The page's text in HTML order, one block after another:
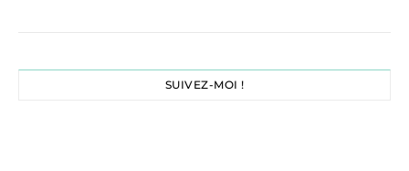
SUIVEZ-MOI !